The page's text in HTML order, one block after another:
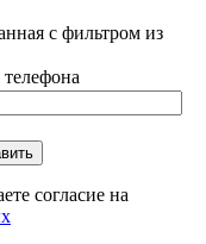
с фильтром из
согласие на